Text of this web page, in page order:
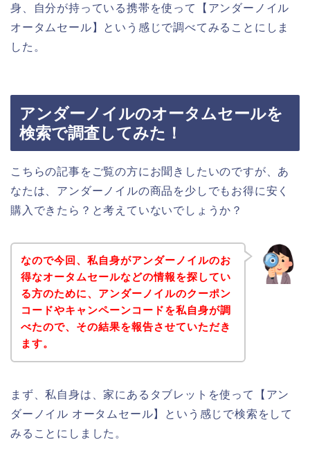
身、自分が持っている携帯を使って【アンダーノイル
オータムセール】という感じで調べてみることにしま
した。
アンダーノイルのオータムセールを
検索で調査してみた！
こちらの記事をご覧の方にお聞きしたいのですが、あ
なたは、アンダーノイルの商品を少しでもお得に安く
購入できたら？と考えていないでしょうか？
なので今回、私自身がアンダーノイルのお
得なオータムセールなどの情報を探してい
る方のために、アンダーノイルのクーポン
コードやキャンペーンコードを私自身が調
べたので、その結果を報告させていただき
ます。
まず、私自身は、家にあるタブレットを使って【アン
ダーノイル オータムセール】という感じで検索をして
みることにしました。